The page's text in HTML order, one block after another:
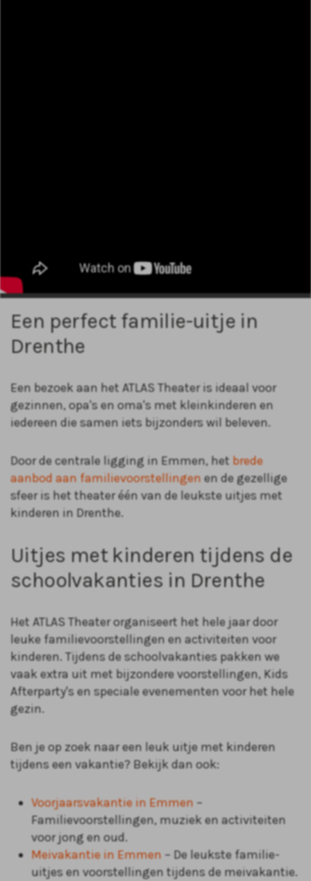
Een perfect familie-uitje in
Drenthe
Een bezoek aan het ATLAS Theater is ideaal voor
gezinnen, opa's en oma's met kleinkinderen en
iedereen die samen iets bijzonders wil beleven.
Door de centrale ligging in Emmen, het brede
aanbod aan familievoorstellingen en de gezellige
sfeer is het theater één van de leukste uitjes met
kinderen in Drenthe.
Uitjes met kinderen tijdens de
schoolvakanties in Drenthe
Het ATLAS Theater organiseert het hele jaar door
leuke familievoorstellingen en activiteiten voor
kinderen. Tijdens de schoolvakanties pakken we
vaak extra uit met bijzondere voorstellingen, Kids
Afterparty's en speciale evenementen voor het hele
gezin.
Ben je op zoek naar een leuk uitje met kinderen
tijdens een vakantie? Bekijk dan ook:
Voorjaarsvakantie in Emmen –
Familievoorstellingen, muziek en activiteiten
voor jong en oud.
Meivakantie in Emmen – De leukste familie-
uitjes en voorstellingen tijdens de meivakantie.